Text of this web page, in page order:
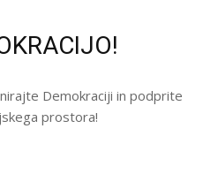
Demokraciji in podprite
prostora!